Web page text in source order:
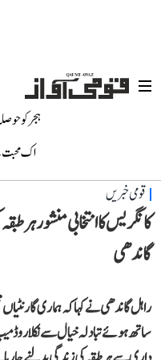
ہجر کو
اک محبت
قومی خبریں
کانگریس کا انتخابی منشور ہر
گاندھی
راہل گاندھی نے کہا کہ ہماری
ساتھ ہوئے تبادلہ خیال سے نکلا روڈ